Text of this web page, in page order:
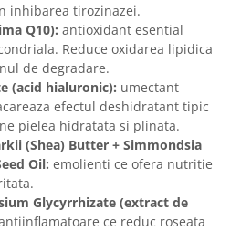
inhibarea tirozinazei.
Q10): antioxidant esential
Reduce oxidarea lipidica
de degradare.
(acid hialuronic): umectant
efectul deshidratant tipic
pielea hidratata si plinata.
(Shea) Butter + Simmondsia
Oil: emolienti ce ofera nutritie
Glycyrrhizate (extract de
ce reduc roseata